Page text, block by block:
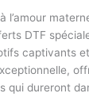
l’amour
DTF
captivants
qui dureront